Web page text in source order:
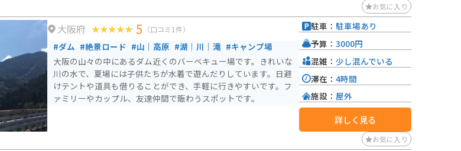
お気に入り
大阪府 5 （口コミ1件）
#ダム #絶景ロード #山｜高原 #湖｜川｜滝 #キャンプ場
大阪の山々の中にあるダム近くのバーベキュー場です。きれいな
川の水で、夏場には子供たちが水着で遊んだりしています。日避
けテントや道具も借りることができ、手軽に行きやすいです。フ
ァミリーやカップル、友達仲間で賑わうスポットです。
駐車： 駐車場あり
予算： 3000円
混雑： 少し混んでいる
滞在： 4時間
施設： 屋外
詳しく見る
お気に入り